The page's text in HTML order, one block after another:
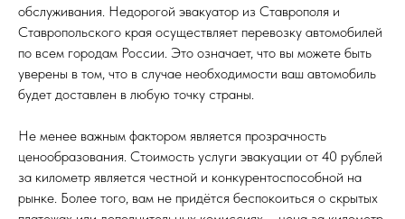
обслуживания. Недорогой эвакуатор из Ставрополя и
Ставропольского края осуществляет перевозку автомобилей
по всем городам России. Это означает, что вы можете быть
уверены в том, что в случае необходимости ваш автомобиль
будет доставлен в любую точку страны.
Не менее важным фактором является прозрачность
ценообразования. Стоимость услуги эвакуации от 40 рублей
за километр является честной и конкурентоспособной на
рынке. Более того, вам не придётся беспокоиться о скрытых